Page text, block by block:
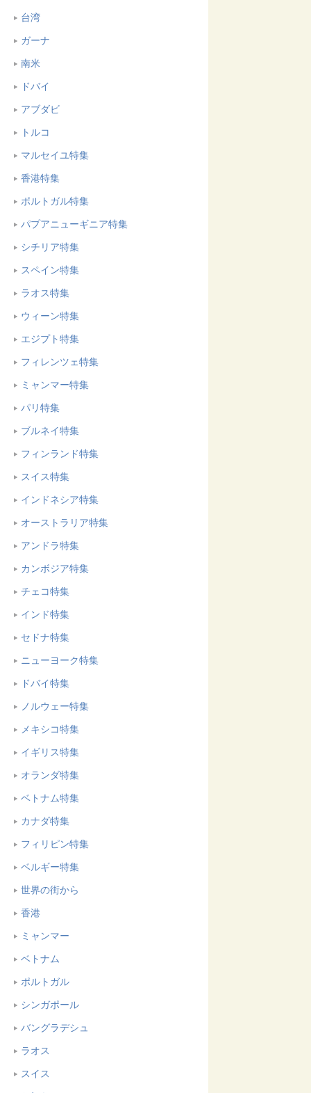
台湾
ガーナ
南米
ドバイ
アブダビ
トルコ
マルセイユ特集
香港特集
ポルトガル特集
パプアニューギニア特集
シチリア特集
スペイン特集
ラオス特集
ウィーン特集
エジプト特集
フィレンツェ特集
ミャンマー特集
パリ特集
ブルネイ特集
フィンランド特集
スイス特集
インドネシア特集
オーストラリア特集
アンドラ特集
カンボジア特集
チェコ特集
インド特集
セドナ特集
ニューヨーク特集
ドバイ特集
ノルウェー特集
メキシコ特集
イギリス特集
オランダ特集
ベトナム特集
カナダ特集
フィリピン特集
ベルギー特集
世界の街から
香港
ミャンマー
ベトナム
ポルトガル
シンガポール
バングラデシュ
ラオス
スイス